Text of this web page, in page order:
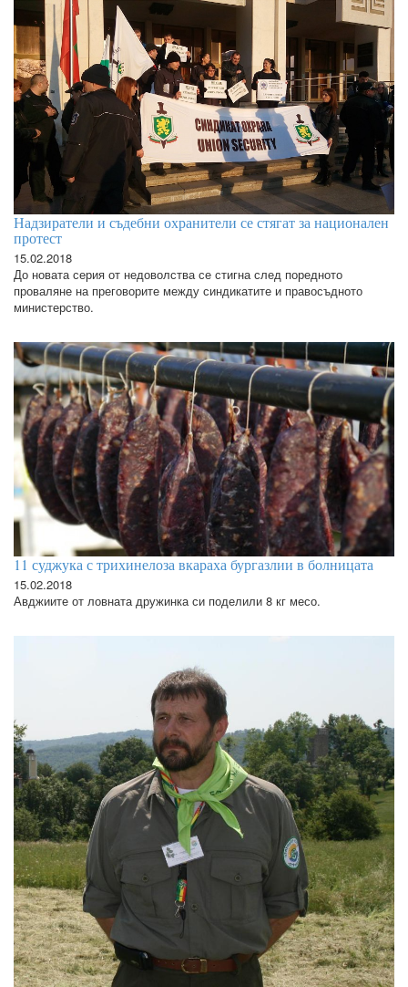
Надзиратели и съдебни охранители се стягат за национален
протест
15.02.2018
До новата серия от недоволства се стигна след поредното
проваляне на преговорите между синдикатите и правосъдното
министерство.
11 суджука с трихинелоза вкараха бургазлии в болницата
15.02.2018
Авджиите от ловната дружинка си поделили 8 кг месо.